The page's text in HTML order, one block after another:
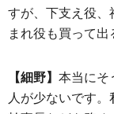
すが、下支え役、
まれ役も買って
【細野】 本当にそ
人が少ないです